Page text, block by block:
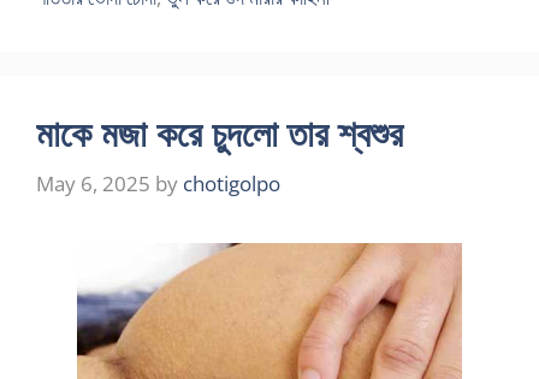
মাকে মজা করে চুদলো তার শ্বশুর
May 6, 2025 by chotigolpo